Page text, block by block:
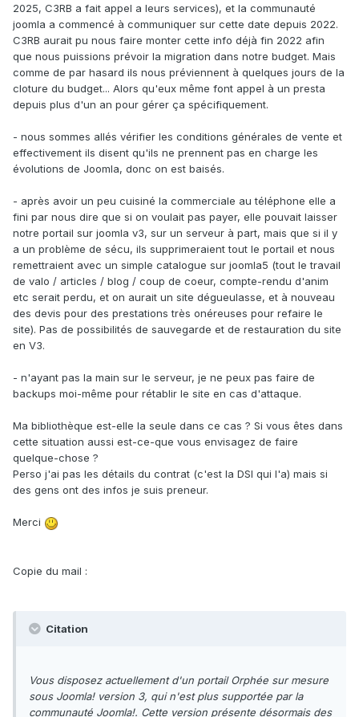
2025, C3RB a fait appel a leurs services), et la communauté
joomla a commencé à communiquer sur cette date depuis 2022.
C3RB aurait pu nous faire monter cette info déjà fin 2022 afin
que nous puissions prévoir la migration dans notre budget. Mais
comme de par hasard ils nous préviennent à quelques jours de la
cloture du budget... Alors qu'eux même font appel à un presta
depuis plus d'un an pour gérer ça spécifiquement.
- nous sommes allés vérifier les conditions générales de vente et
effectivement ils disent qu'ils ne prennent pas en charge les
évolutions de Joomla, donc on est baisés.
- après avoir un peu cuisiné la commerciale au téléphone elle a
fini par nous dire que si on voulait pas payer, elle pouvait laisser
notre portail sur joomla v3, sur un serveur à part, mais que si il y
a un problème de sécu, ils supprimeraient tout le portail et nous
remettraient avec un simple catalogue sur joomla5 (tout le travail
de valo / articles / blog / coup de coeur, compte-rendu d'anim
etc serait perdu, et on aurait un site dégueulasse, et à nouveau
des devis pour des prestations très onéreuses pour refaire le
site). Pas de possibilités de sauvegarde et de restauration du site
en V3.
- n'ayant pas la main sur le serveur, je ne peux pas faire de
backups moi-même pour rétablir le site en cas d'attaque.
Ma bibliothèque est-elle la seule dans ce cas ? Si vous êtes dans
cette situation aussi est-ce-que vous envisagez de faire
quelque-chose ?
Perso j'ai pas les détails du contrat (c'est la DSI qui l'a) mais si
des gens ont des infos je suis preneur.
Merci
Copie du mail :
Citation
Vous disposez actuellement d'un portail Orphée sur mesure
sous Joomla! version 3, qui n'est plus supportée par la
communauté Joomla!. Cette version présente désormais des